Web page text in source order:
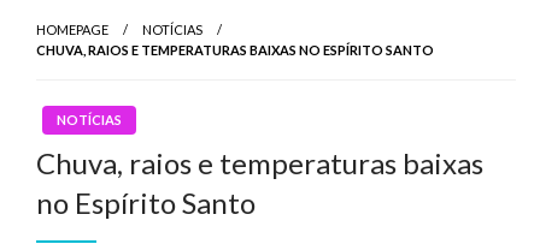
HOMEPAGE
NOTÍCIAS
CHUVA, RAIOS E TEMPERATURAS BAIXAS NO ESPÍRITO SANTO
NOTÍCIAS
Chuva, raios e temperaturas baixas
no Espírito Santo